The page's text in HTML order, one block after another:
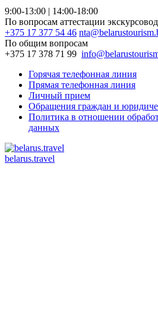
9:00-13:00 | 14:00-18:00
По вопросам аттестации
+375 17 377 54 46
По общим вопросам
+375 17 378 71 99
Горячая телефонная линия
Прямая телефонная линия
Личный прием
Обращения граждан и
Политика в отношении
данных
belarus.travel